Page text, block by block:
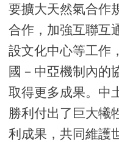
要擴大天然氣合作
合作，加強互聯互
設文化中心等工作
國－中亞機制內的
取得更多成果。中
勝利付出了巨大犧
利成果，共同維護